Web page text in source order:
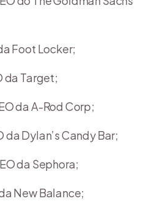
Foot Locker;
da Target;
da A-Rod Corp;
da Dylan’s Candy Bar;
da Sephora;
New Balance;